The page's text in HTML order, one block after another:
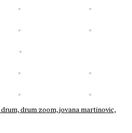
drum,drum zoom,jovana martinovic,